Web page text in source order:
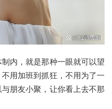
内，就是那种一眼就可以望
用加班到抓狂，不用为了一
朋友小聚，让你看上去不那